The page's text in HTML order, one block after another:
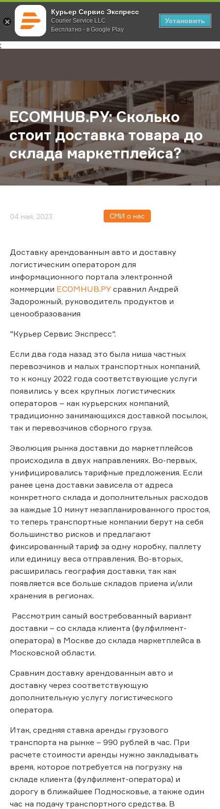
Курьер Сервис Экспресс
Courier Service LLC
Бесплатно - в Google Play
Установить
;
Главная О компании Новости ECOMHUB.РУ: Сколько стоит
ECOMHUB.РУ: Сколько
стоит доставка товара до
склада маркетплейса?
04 мая, 2023 СМИ о нас
Доставку арендованным авто и доставку
логистическим оператором для
информационного портала электронной
коммерции ECOMHUB.РУ сравнил Андрей
Задорожный, руководитель продуктов и
ценообразования
"Курьер Сервис Экспресс".
Если два года назад это была ниша частных
перевозчиков и малых транспортных компаний,
то к концу 2022 года соответствующие услуги
появились у всех крупных логистических
операторов – как курьерских компаний,
традиционно занимающихся доставкой посылок,
так и перевозчиков сборного груза.
Эволюция рынка доставки до маркетплейсов
происходила в двух направлениях. Во-первых,
унифицировались тарифные предложения. Если
ранее цена доставки зависела от адреса
конкретного склада и дополнительных расходов
за каждые 10 минут незапланированного простоя,
то теперь транспортные компании берут на себя
большинство рисков и предлагают
фиксированный тариф за одну коробку, паллету
или единицу веса отправления. Во-вторых,
расширилась география доставки, так как
появляется все больше складов приема и/или
хранения в регионах.
Рассмотрим самый востребованный вариант
доставки – со склада клиента (фулфилмент-
оператора) в Москве до склада маркетплейса в
Московской области.
Cравним доставку арендованным авто и
доставку через соответствующую
дополнительную услугу логистического
оператора.
Итак, средняя ставка аренды грузового
транспорта на рынке – 990 рублей в час. При
расчете стоимости аренды нужно закладывать
время, которое потребуется на погрузку на
складе клиента (фулфилмент-оператора) и
дорогу в ближайшее Подмосковье, а также один
час на подачу транспортного средства. В